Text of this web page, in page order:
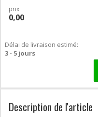
prix
0,00
Délai de livraison estimé:
3 - 5 jours
Description de l'article